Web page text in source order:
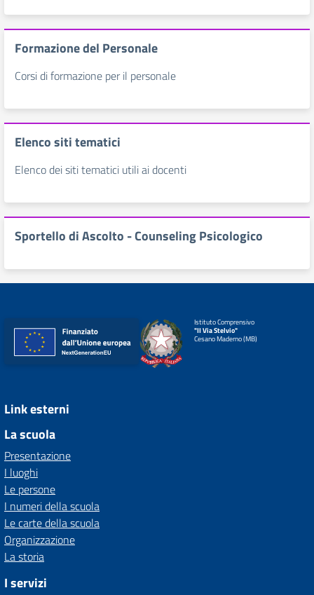
Formazione del Personale
Corsi di formazione per il personale
Elenco siti tematici
Elenco dei siti tematici utili ai docenti
Sportello di Ascolto - Counseling Psicologico
Istituto Comprensivo
"II Via Stelvio"
Cesano Maderno (MB)
Link esterni
La scuola
Presentazione
I luoghi
Le persone
I numeri della scuola
Le carte della scuola
Organizzazione
La storia
I servizi